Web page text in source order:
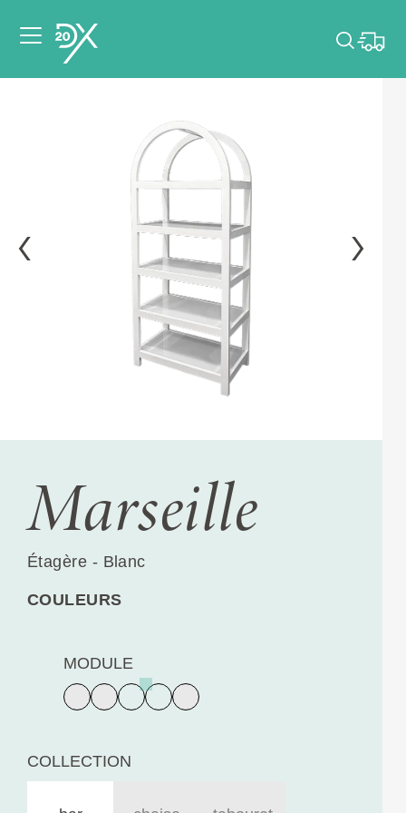
dates de votre
événement.
Choisir mes dates
Marseille
Étagère - Blanc
COULEURS
MODULE
COLLECTION